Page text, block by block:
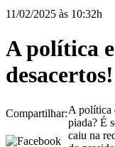
11/02/2025 às 10:32h
A política
desacertos!
Compartilhar:A política
piada? É
caiu na